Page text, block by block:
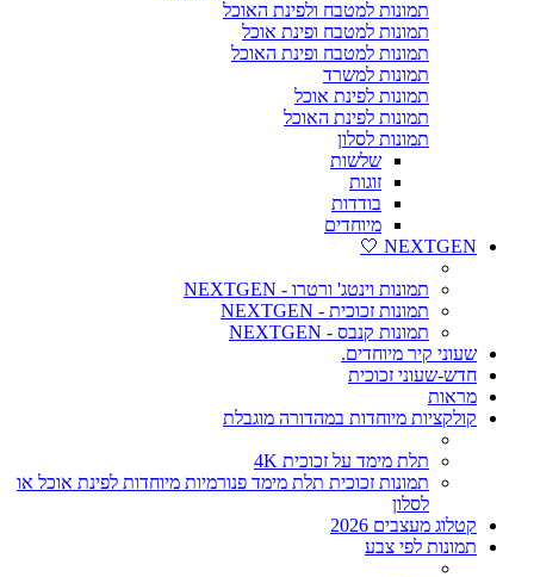
תמונות למטבח ולפינת האוכל
תמונות למטבח ופינת אוכל
תמונות למטבח ופינת האוכל
תמונות למשרד
תמונות לפינת אוכל
תמונות לפינת האוכל
תמונות לסלון
שלשות
זוגות
בודדות
מיוחדים
NEXTGEN 🤍
תמונות וינטג' ורטרו - NEXTGEN
תמונות זכוכית - NEXTGEN
תמונות קנבס - NEXTGEN
שעוני קיר מיוחדים.
חדש-שעוני זכוכית
מראות
קולקציות מיוחדות במהדורה מוגבלת
תלת מימד על זכוכית 4K
תמונות זכוכית תלת מימד פנורמיות מיוחדות לפינת אוכל או
לסלון
קטלוג מעצבים 2026
תמונות לפי צבע